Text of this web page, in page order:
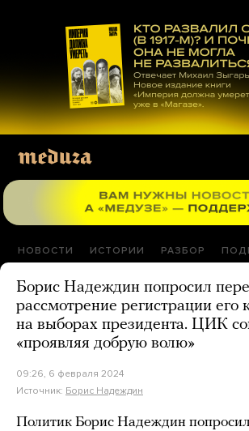
материалам
НОВОСТИ ИСТОРИИ РАЗБОР
Борис Надеждин попросил
рассмотрение регистрации его
на выборах президента. ЦИК
«проявляя добрую волю»
09:26, 6 февраля 2024
Источник: Борис Надеждин
Политик Борис Надеждин попросил